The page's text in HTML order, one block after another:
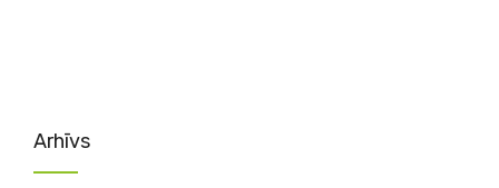
Arhīvs